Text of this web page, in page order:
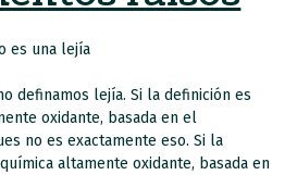
es una lejía
definamos lejía. Si la definición es
oxidante, basada en el
no es exactamente eso. Si la
altamente oxidante, basada en